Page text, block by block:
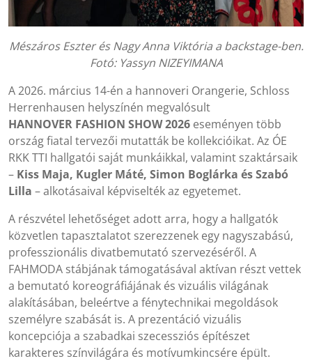
Mészáros Eszter és Nagy Anna Viktória a backstage-ben.
Fotó: Yassyn NIZEYIMANA
A 2026. március 14-én a hannoveri Orangerie, Schloss
Herrenhausen helyszínén megvalósult
HANNOVER FASHION SHOW2026 eseményen több
ország fiatal tervezői mutatták be kollekcióikat. Az ÓE
RKK TTI hallgatói saját munkáikkal, valamint szaktársaik
– Kiss Maja, Kugler Máté, Simon Boglárka és Szabó
Lilla – alkotásaival képviselték az egyetemet.
A részvétel lehetőséget adott arra, hogy a hallgatók
közvetlen tapasztalatot szerezzenek egy nagyszabású,
professzionális divatbemutató szervezéséről. A
FAHMODA stábjának támogatásával aktívan részt vettek
a bemutató koreográfiájának és vizuális világának
alakításában, beleértve a fénytechnikai megoldások
személyre szabását is. A prezentáció vizuális
koncepciója a szabadkai szecessziós építészet
karakteres színvilágára és motívumkincsére épült.